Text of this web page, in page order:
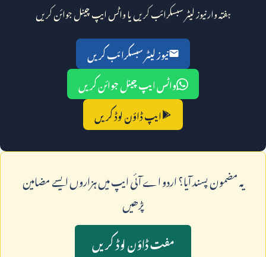
ہفتہ وار نیوز لیٹر سبسکرائب کریں یا واٹس ایپ چینل جوائن کریں
نیوز لیٹر سبسکرائب کریں
واٹس ایپ چینل جوائن کریں
ایپ ڈاؤن لوڈ کریں
يہ مضمون پسند آيا؟ اردو اے آئی ايپ ميں ہزاروں ايسے مضامين
پڑھيں
مفت ڈاؤن لوڈ کريں